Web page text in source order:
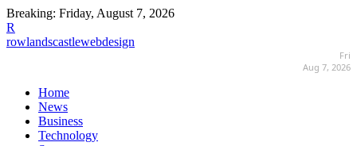
Breaking: Friday, August 7, 2026
R
rowlandscastlewebdesign
Fri
Aug 7, 2026
Home
News
Business
Technology